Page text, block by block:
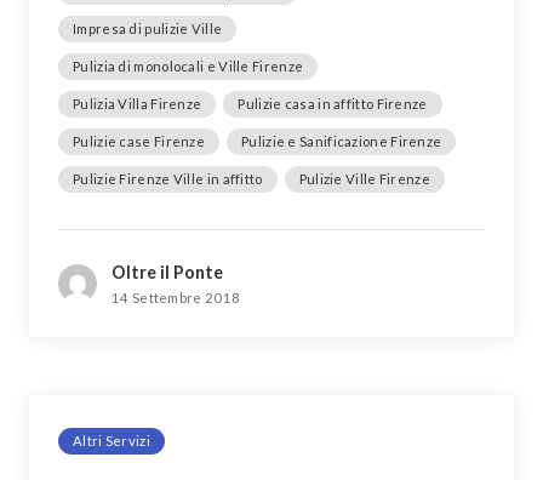
Impresa di pulizie Ville
Pulizia di monolocali e Ville Firenze
Pulizia Villa Firenze Pulizie casa in affitto Firenze
Pulizie case Firenze Pulizie e Sanificazione Firenze
Pulizie Firenze Ville in affitto Pulizie Ville Firenze
Oltre il Ponte
14 Settembre 2018
Altri Servizi